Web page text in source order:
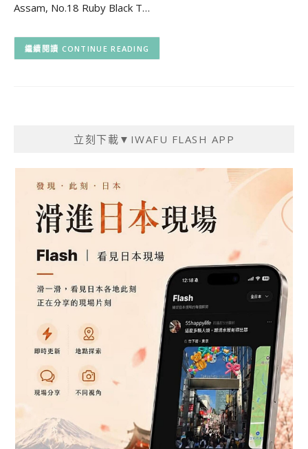
Assam, No.18 Ruby Black T…
CONTINUE READING
立刻下載▼IWAFU FLASH APP